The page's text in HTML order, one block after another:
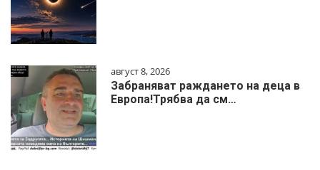
август 8, 2026
Забраняват раждането на деца в
Европа!Трябва да см…